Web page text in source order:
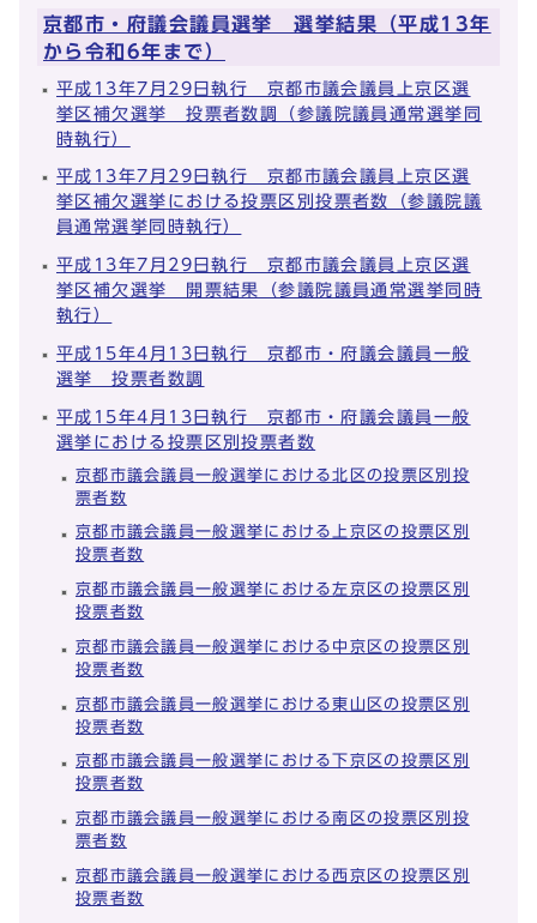
京都市・府議会議員選挙 選挙結果（平成13年
から令和6年まで）
平成13年7月29日執行 京都市議会議員上京区選
挙区補欠選挙 投票者数調（参議院議員通常選挙同
時執行）
平成13年7月29日執行 京都市議会議員上京区選
挙区補欠選挙における投票区別投票者数（参議院議
員通常選挙同時執行）
平成13年7月29日執行 京都市議会議員上京区選
挙区補欠選挙 開票結果（参議院議員通常選挙同時
執行）
平成15年4月13日執行 京都市・府議会議員一般
選挙 投票者数調
平成15年4月13日執行 京都市・府議会議員一般
選挙における投票区別投票者数
京都市議会議員一般選挙における北区の投票区別投
票者数
京都市議会議員一般選挙における上京区の投票区別
投票者数
京都市議会議員一般選挙における左京区の投票区別
投票者数
京都市議会議員一般選挙における中京区の投票区別
投票者数
京都市議会議員一般選挙における東山区の投票区別
投票者数
京都市議会議員一般選挙における下京区の投票区別
投票者数
京都市議会議員一般選挙における南区の投票区別投
票者数
京都市議会議員一般選挙における西京区の投票区別
投票者数